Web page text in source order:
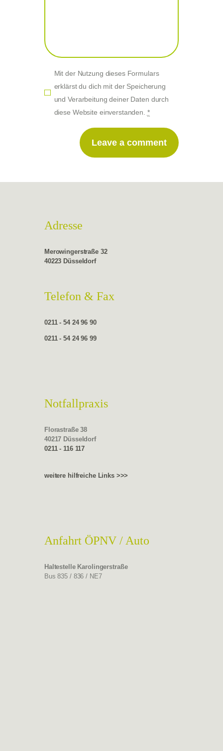
Mit der Nutzung dieses Formulars
erklärst du dich mit der Speicherung
und Verarbeitung deiner Daten durch
diese Website einverstanden. *
Adresse
Merowingerstraße 32
40223 Düsseldorf
Telefon & Fax
0211 - 54 24 96 90
0211 - 54 24 96 99
Notfallpraxis
Florastraße 38
40217 Düsseldorf
0211 - 116 117
weitere hilfreiche Links >>>
Anfahrt ÖPNV / Auto
Haltestelle Karolingerstraße
Bus 835 / 836 / NE7